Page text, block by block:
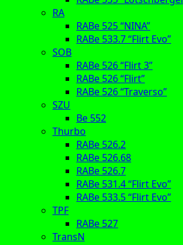
RA
RABe 525 “NINA”
RABe 533.7 “Flirt Evo”
SOB
RABe 526 “Flirt 3”
RABe 526 “Flirt”
RABe 526 “Traverso”
SZU
Be 552
Thurbo
RABe 526.2
RABe 526.68
RABe 526.7
RABe 531.4 “Flirt Evo”
RABe 533.5 “Flirt Evo”
TPF
RABe 527
TransN